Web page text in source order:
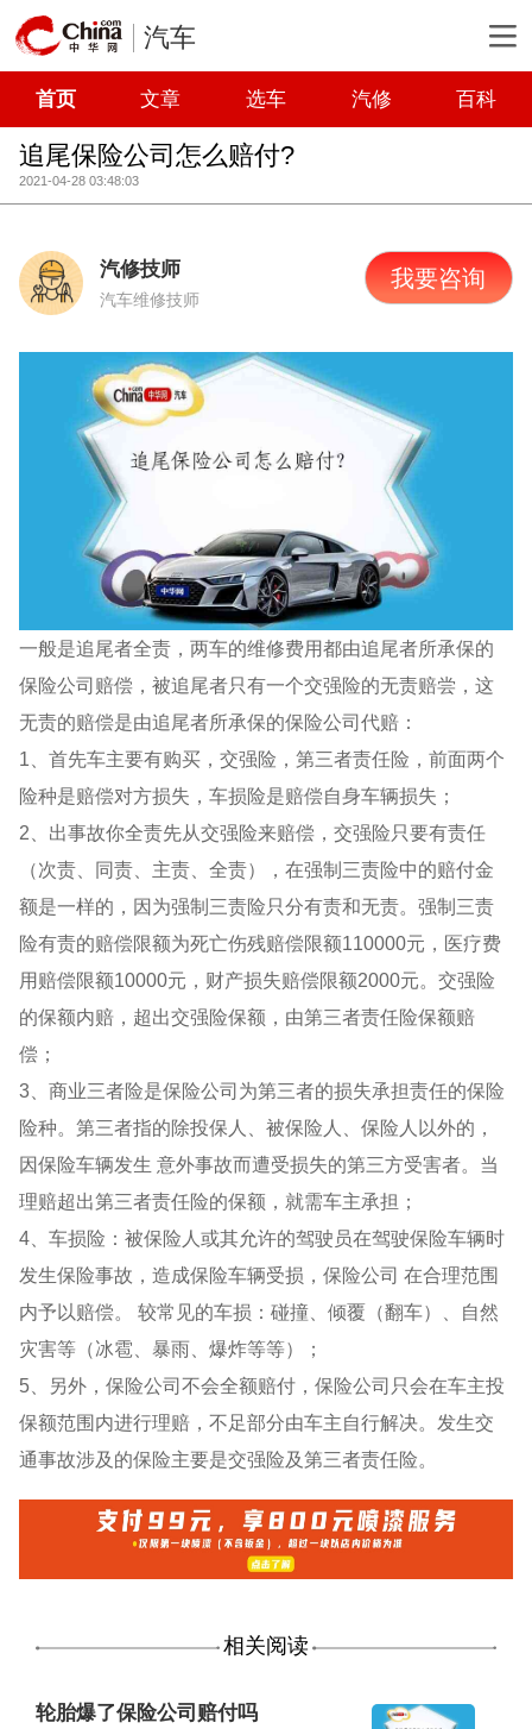
汽车
首页 文章 选车 汽修 百科
追尾保险公司怎么赔付?
2021-04-28 03:48:03
汽修技师
汽车维修技师
我要咨询
一般是追尾者全责，两车的维修费用都由追尾者所承保的
保险公司赔偿，被追尾者只有一个交强险的无责赔尝，这
无责的赔偿是由追尾者所承保的保险公司代赔：
1、首先车主要有购买，交强险，第三者责任险，前面两个
险种是赔偿对方损失，车损险是赔偿自身车辆损失；
2、出事故你全责先从交强险来赔偿，交强险只要有责任
（次责、同责、主责、全责），在强制三责险中的赔付金
额是一样的，因为强制三责险只分有责和无责。强制三责
险有责的赔偿限额为死亡伤残赔偿限额110000元，医疗费
用赔偿限额10000元，财产损失赔偿限额2000元。交强险
的保额内赔，超出交强险保额，由第三者责任险保额赔
偿；
3、商业三者险是保险公司为第三者的损失承担责任的保险
险种。第三者指的除投保人、被保险人、保险人以外的，
因保险车辆发生 意外事故而遭受损失的第三方受害者。当
理赔超出第三者责任险的保额，就需车主承担；
4、车损险：被保险人或其允许的驾驶员在驾驶保险车辆时
发生保险事故，造成保险车辆受损，保险公司 在合理范围
内予以赔偿。 较常见的车损：碰撞、倾覆（翻车）、自然
灾害等（冰雹、暴雨、爆炸等等）；
5、另外，保险公司不会全额赔付，保险公司只会在车主投
保额范围内进行理赔，不足部分由车主自行解决。发生交
通事故涉及的保险主要是交强险及第三者责任险。
相关阅读
轮胎爆了保险公司赔付吗